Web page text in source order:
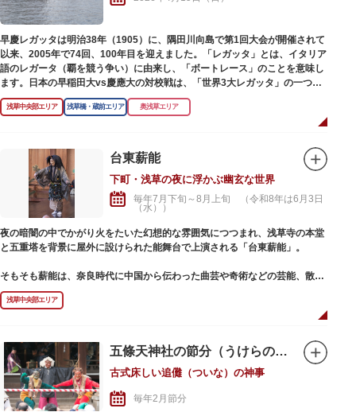
早慶レガッタは明治38年（1905）に、隅田川向島で第1回大会が開催されて
以来、2005年で74回、100年目を迎えました。「レガッタ」とは、イタリア
語のレガータ（覇を競う争い）に由来し、「ボートレース」のことを意味し
ます。日本の早稲田大vs慶應大の対校戦は、「世界3大レガッタ」の一つと
いわれています。
浅草中央部エリア 浅草橋・蔵前エリア 奥浅草エリア
台東薪能
下町・浅草の夜に浮かぶ幽玄な世界
毎年7月下旬～8月上旬 （令和8年は6月3日
（水））
夜の暗闇の中でかがり火をたいた幻想的な雰囲気につつまれ、浅草寺の本堂
と五重塔を背景に屋外に設けられた能舞台で上演される「台東薪能」。
そもそも薪能は、奈良時代に中国から伝わった曲芸や奇術などの芸能、散楽
に由来し、そこに日本古来の神楽舞や、五穀豊穣を祈る田楽などが融合して
生まれたといわれています。 平安時代に入り次第に短い劇のような形の猿楽
となり、室町幕府の将軍、足利義満の保護を受けた観阿弥・世阿弥親子によ
ましたが、明治維新以降いったん下火に。第二次世界大戦後、奈良の興福寺
の薪御能が復興し、その後全国に広がりました。
台東薪能では、木遣りで火が運ばれる“火入れ式”が他の薪能にはない特色で
大きな見どころです。野外の静けさ、風にそよぐ葉、薪がパチパチと燃える
浅草中央部エリア
五條天神社の節分（うけらの神事）
古式床しい追儺（ついな）の神事
毎年2月節分